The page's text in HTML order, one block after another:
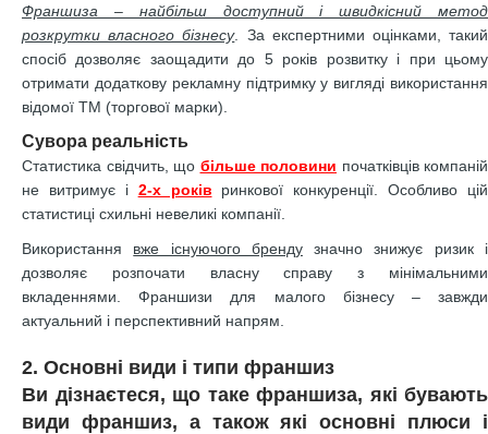
Франшиза – найбільш доступний і швидкісний метод
розкрутки власного бізнесу. За експертними оцінками, такий
спосіб дозволяє заощадити до 5 років розвитку і при цьому
отримати додаткову рекламну підтримку у вигляді використання
відомої ТМ (торгової марки).
Сувора реальність
Статистика свідчить, що більше половини початківців компаній
не витримує і 2-х років ринкової конкуренції. Особливо цій
статистиці схильні невеликі компанії.
Використання вже існуючого брендузначно знижує ризик і
дозволяє розпочати власну справу з мінімальними
вкладеннями. Франшизи для малого бізнесу – завжди
актуальний і перспективний напрям.
2. Основні види і типи франшиз
Ви дізнаєтеся, що таке франшиза, які бувають
види франшиз, а також які основні плюси і